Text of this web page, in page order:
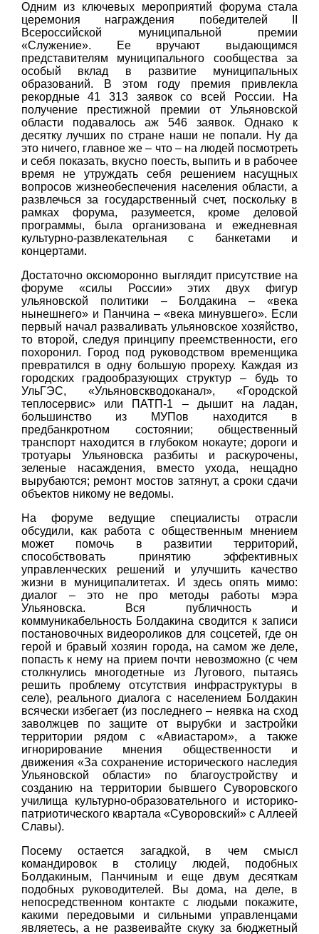
Одним из ключевых мероприятий форума стала
церемония награждения победителей II
Всероссийской муниципальной премии
«Служение». Ее вручают выдающимся
представителям муниципального сообщества за
особый вклад в развитие муниципальных
образований. В этом году премия привлекла
рекордные 41 313 заявок со всей России. На
получение престижной премии от Ульяновской
области подавалось аж 546 заявок. Однако к
десятку лучших по стране наши не попали. Ну да
это ничего, главное же – что – на людей посмотреть
и себя показать, вкусно поесть, выпить и в рабочее
время не утруждать себя решением насущных
вопросов жизнеобеспечения населения области, а
развлечься за государственный счет, поскольку в
рамках форума, разумеется, кроме деловой
программы, была организована и ежедневная
культурно-развлекательная с банкетами и
концертами.
Достаточно оксюморонно выглядит присутствие на
форуме «силы России» этих двух фигур
ульяновской политики – Болдакина – «века
нынешнего» и Панчина – «века минувшего». Если
первый начал разваливать ульяновское хозяйство,
то второй, следуя принципу преемственности, его
похоронил. Город под руководством временщика
превратился в одну большую прореху. Каждая из
городских градообразующих структур – будь то
УльГЭС, «Ульяновскводоканал», «Городской
теплосервис» или ПАТП-1 – дышит на ладан,
большинство из МУПов находится в
предбанкротном состоянии; общественный
транспорт находится в глубоком нокауте; дороги и
тротуары Ульяновска разбиты и раскурочены,
зеленые насаждения, вместо ухода, нещадно
вырубаются; ремонт мостов затянут, а сроки сдачи
объектов никому не ведомы.
На форуме ведущие специалисты отрасли
обсудили, как работа с общественным мнением
может помочь в развитии территорий,
способствовать принятию эффективных
управленческих решений и улучшить качество
жизни в муниципалитетах. И здесь опять мимо:
диалог – это не про методы работы мэра
Ульяновска. Вся публичность и
коммуникабельность Болдакина сводится к записи
постановочных видеороликов для соцсетей, где он
герой и бравый хозяин города, на самом же деле,
попасть к нему на прием почти невозможно (с чем
столкнулись многодетные из Лугового, пытаясь
решить проблему отсутствия инфраструктуры в
селе), реального диалога с населением Болдакин
всячески избегает (из последнего – неявка на сход
заволжцев по защите от вырубки и застройки
территории рядом с «Авиастаром», а также
игнорирование мнения общественности и
движения «За сохранение исторического наследия
Ульяновской области» по благоустройству и
созданию на территории бывшего Суворовского
училища культурно-образовательного и историко-
патриотического квартала «Суворовский» с Аллеей
Славы).
Посему остается загадкой, в чем смысл
командировок в столицу людей, подобных
Болдакиным, Панчиным и еще двум десяткам
подобных руководителей. Вы дома, на деле, в
непосредственном контакте с людьми покажите,
какими передовыми и сильными управленцами
являетесь, а не развеивайте скуку за бюджетный